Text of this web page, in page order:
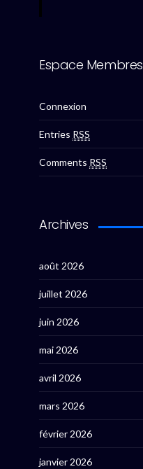
Espace Membres
Connexion
Entries RSS
Comments RSS
Archives
août 2026
juillet 2026
juin 2026
mai 2026
avril 2026
mars 2026
février 2026
janvier 2026